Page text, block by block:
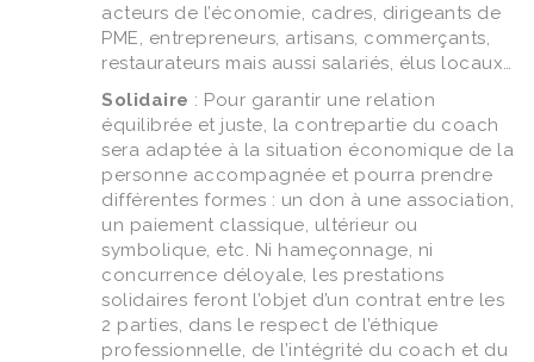
acteurs de l’économie, cadres, dirigeants de
PME, entrepreneurs, artisans, commerçants,
restaurateurs mais aussi salariés, élus locaux…
Solidaire : Pour garantir une relation
équilibrée et juste, la contrepartie du coach
sera adaptée à la situation économique de la
personne accompagnée et pourra prendre
différentes formes : un don à une association,
un paiement classique, ultérieur ou
symbolique, etc. Ni hameçonnage, ni
concurrence déloyale, les prestations
solidaires feront l’objet d’un contrat entre les
2 parties, dans le respect de l’éthique
professionnelle, de l’intégrité du coach et du